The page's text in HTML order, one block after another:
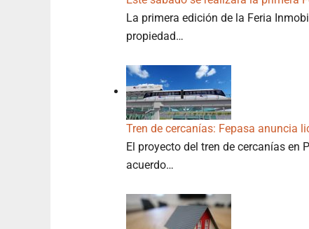
La primera edición de la Feria
propiedad…
Tren de cercanías: Fepasa anuncia
El proyecto del tren de cercanías en
acuerdo…